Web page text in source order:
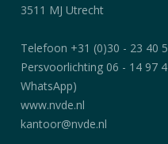
3511 MJ Utrecht
Telefoon +31 (0)30 - 23 40
Persvoorlichting 06 - 14 97
WhatsApp)
www.nvde.nl
kantoor@nvde.nl